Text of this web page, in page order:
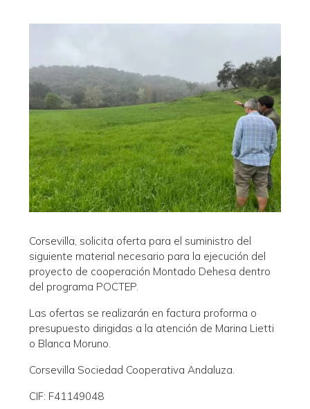
Corsevilla, solicita oferta para el suministro del
siguiente material necesario para la ejecución del
proyecto de cooperación Montado Dehesa dentro
del programa POCTEP.
Las ofertas se realizarán en factura proforma o
presupuesto dirigidas a la atención de Marina Lietti
o Blanca Moruno.
Corsevilla Sociedad Cooperativa Andaluza.
CIF: F41149048